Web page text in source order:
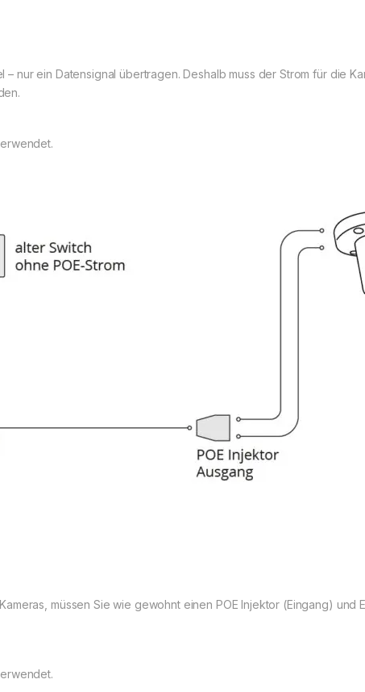
nur ein Datensignal übertragen. Deshalb muss der Strom für die
müssen Sie wie gewohnt einen POE Injektor (Eingang) und